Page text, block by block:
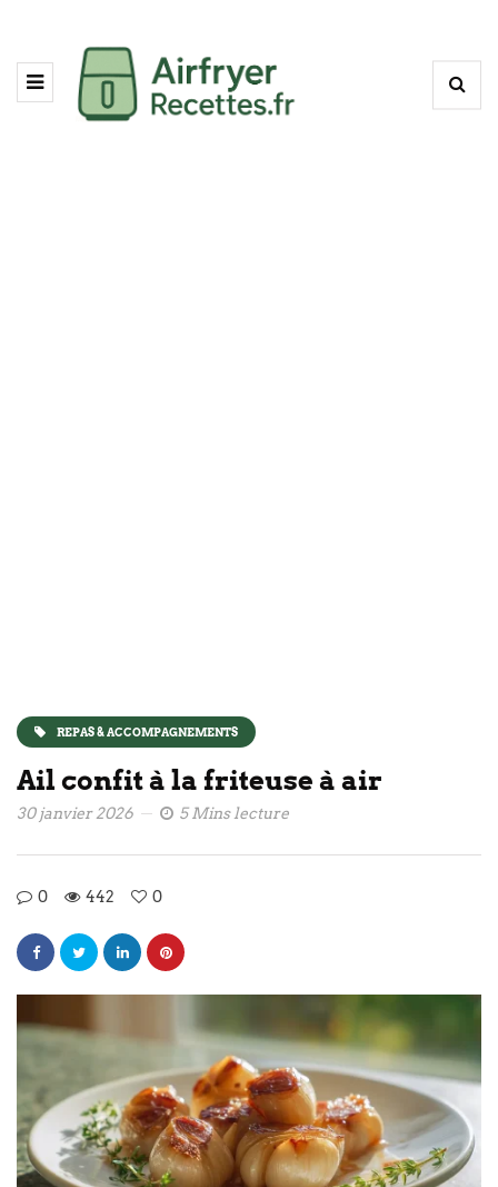
REPAS & ACCOMPAGNEMENTS
Ail confit à la friteuse à air
30 janvier 2026 5 Mins lecture
0 442 0